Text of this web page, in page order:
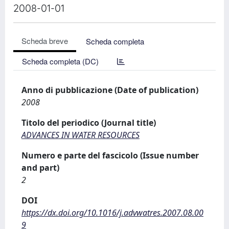
2008-01-01
Scheda breve
Scheda completa
Scheda completa (DC)
Anno di pubblicazione (Date of publication)
2008
Titolo del periodico (Journal title)
ADVANCES IN WATER RESOURCES
Numero e parte del fascicolo (Issue number
and part)
2
DOI
https://dx.doi.org/10.1016/j.advwatres.2007.08.00
9